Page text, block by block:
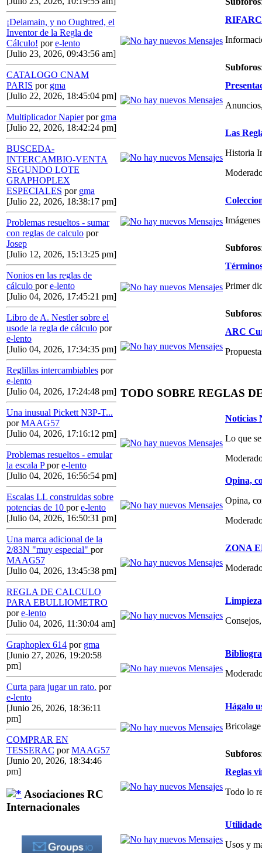
¡Delamain, y no Oughtred, el
Inventor de la Regla de
Cálculo! pore-lento
[Julio 23, 2026, 09:43:56 am]
CATALOGO CNAM
PARIS por gma
[Julio 22, 2026, 18:45:04 pm]
Multiplicador Napier por gma
[Julio 22, 2026, 18:42:24 pm]
BUSCEDA-
INTERCAMBIO-VENTA
SEGUNDO LOTE
GRAPHOPLEX
ESPECIALES por gma
[Julio 22, 2026, 18:38:17 pm]
Problemas resueltos - sumar
con reglas de calculo por
Josep
[Julio 12, 2026, 15:13:25 pm]
Nonios en las reglas de
cálculo pore-lento
[Julio 04, 2026, 17:45:21 pm]
Libro de A. Nestler sobre el
usode la regla de cálculo por
e-lento
[Julio 04, 2026, 17:34:35 pm]
Reglillas intercambiables por
e-lento
[Julio 04, 2026, 17:24:48 pm]
Una inusual Pickett N3P-T...
porMAAG57
[Julio 04, 2026, 17:16:12 pm]
Problemas resueltos - emular
la escala Ppore-lento
[Julio 04, 2026, 16:56:54 pm]
Escalas LL construidas sobre
potencias de 10 pore-lento
[Julio 04, 2026, 16:50:31 pm]
Una marca adicional de la
2/83N "muy especial" por
MAAG57
[Julio 04, 2026, 13:45:38 pm]
REGLA DE CALCULO
PARA EBULLIOMETRO
pore-lento
[Julio 04, 2026, 11:30:04 am]
Graphoplex 614 por gma
[Junio 27, 2026, 19:20:58
pm]
Curta para jugar un rato. por
e-lento
[Junio 26, 2026, 18:36:11
pm]
COMPRAR EN
TESSERAC porMAAG57
[Junio 20, 2026, 18:34:46
pm]
Asociaciones RC
Internacionales
Subforos
Las
Historia
Subforos
Primer
Subforos
ARC
TODO SOBRE REGLAS
Noticias
Lo que
Opina,
Opina,
ZONA
Hágalo
Subforos
Reglas
Todo lo
Usos y